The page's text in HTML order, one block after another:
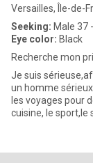
Versailles, Île-de-
Seeking: Male 37
Eye color: Black
Recherche mon
Je suis
un homme
les voyages pour
cuisine, le sport,le